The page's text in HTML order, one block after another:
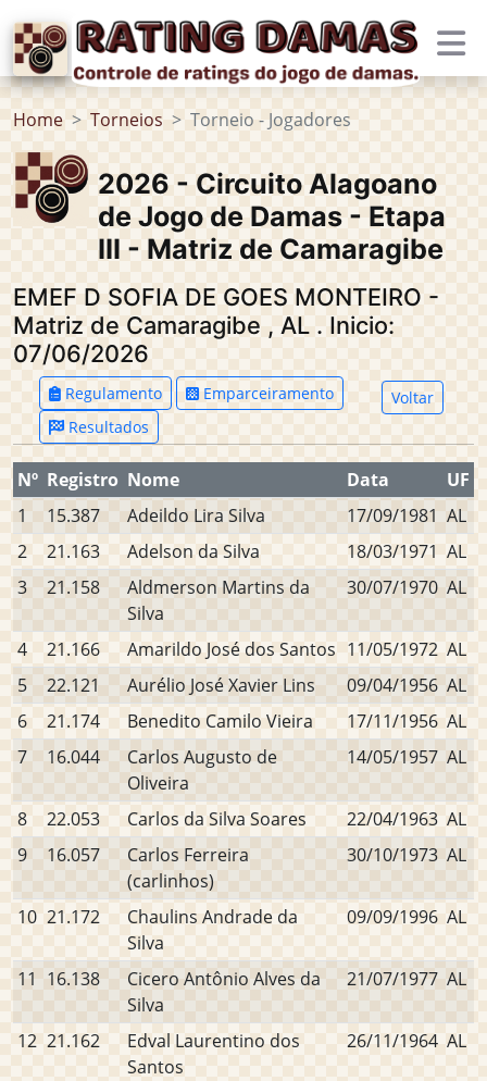
Home Torneios Torneio - Jogadores
2026 - Circuito Alagoano
de Jogo de Damas - Etapa
III - Matriz de Camaragibe
EMEF D SOFIA DE GOES MONTEIRO -
Matriz de Camaragibe , AL . Inicio:
07/06/2026
Regulamento
Emparceiramento
Resultados
Voltar
Nº Registro Nome Data
UF
1
15.387 Adeildo Lira Silva 17/09/1981 AL
2
21.163 Adelson da Silva 18/03/1971 AL
3
21.158
Aldmerson Martins da
Silva
30/07/1970 AL
4 21.166 Amarildo José dos Santos 11/05/1972 AL
5
22.121 Aurélio José Xavier Lins 09/04/1956 AL
6
21.174 Benedito Camilo Vieira 17/11/1956 AL
7
16.044
Carlos Augusto de
Oliveira
14/05/1957 AL
8 22.053 Carlos da Silva Soares 22/04/1963 AL
9
16.057
Carlos Ferreira
(carlinhos)
30/10/1973 AL
10 21.172
Chaulins Andrade da
Silva
09/09/1996 AL
11 16.138
Cicero Antônio Alves da
Silva
21/07/1977 AL
12 21.162
Edval Laurentino dos
Santos
26/11/1964 AL